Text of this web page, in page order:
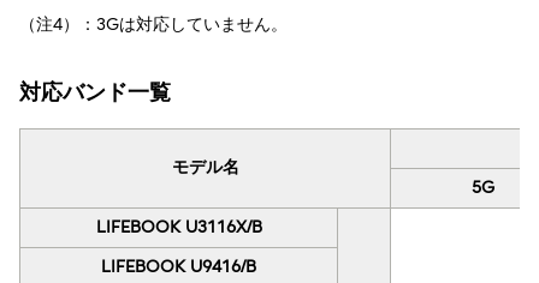
（注4）：3Gは対応していません。
対応バンド一覧
モデル名
5G
LIFEBOOK U3116X/B
LIFEBOOK U9416/B